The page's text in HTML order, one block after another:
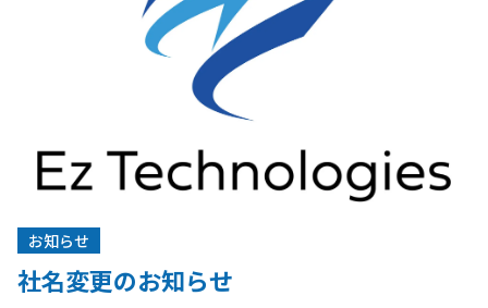
お知らせ
社名変更のお知らせ